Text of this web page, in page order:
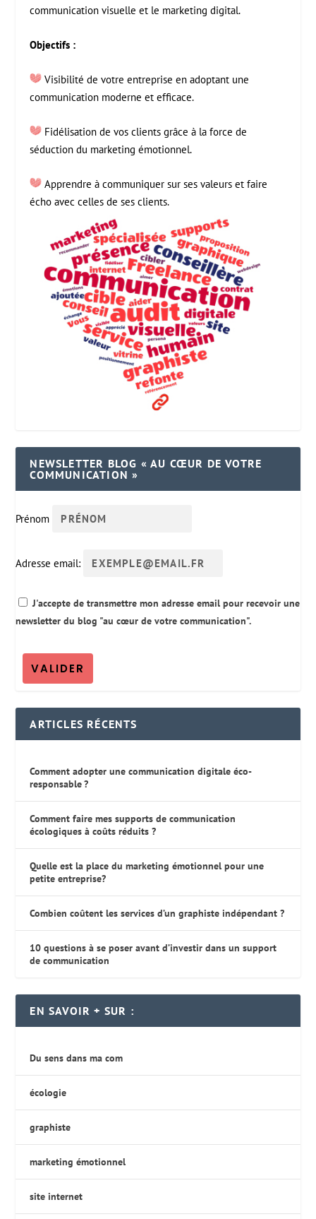
communication visuelle et le marketing digital.
Objectifs :
Visibilité de votre entreprise en adoptant une
communication moderne et efficace.
Fidélisation de vos clients grâce à la force de
séduction du marketing émotionnel.
Apprendre à communiquer sur ses valeurs et faire
écho avec celles de ses clients.
NEWSLETTER BLOG « AU CŒUR DE VOTRE
COMMUNICATION »
Prénom
Adresse email:
J'accepte de transmettre mon adresse email pour recevoir une
newsletter du blog "au cœur de votre communication".
ARTICLES RÉCENTS
Comment adopter une communication digitale éco-
responsable ?
Comment faire mes supports de communication
écologiques à coûts réduits ?
Quelle est la place du marketing émotionnel pour une
petite entreprise?
Combien coûtent les services d’un graphiste indépendant ?
10 questions à se poser avant d’investir dans un support
de communication
EN SAVOIR + SUR :
Du sens dans ma com
écologie
graphiste
marketing émotionnel
site internet